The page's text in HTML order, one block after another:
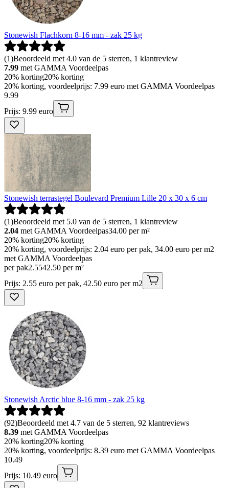
Stonewish Flachkorn 8-16 mm - zak 25 kg
(1)Beoordeeld met 4.0 van de 5 sterren, 1 klantreview
7.99 met GAMMA Voordeelpas
20% korting20% korting
20% korting, voordeelprijs: 7.99 euro met GAMMA Voordeelpas
9.99
Prijs: 9.99 euro
Stonewish terrastegel Boulevard Premium Lille 20 x 30 x 6 cm
(1)Beoordeeld met 5.0 van de 5 sterren, 1 klantreview
2.04 met GAMMA Voordeelpas34.00 per m²
20% korting20% korting
20% korting, voordeelprijs: 2.04 euro per pak, 34.00 euro per m2
met GAMMA Voordeelpas
per pak2.5542.50 per m²
Prijs: 2.55 euro per pak, 42.50 euro per m2
Stonewish Arctic blue 8-16 mm - zak 25 kg
(92)Beoordeeld met 4.7 van de 5 sterren, 92 klantreviews
8.39 met GAMMA Voordeelpas
20% korting20% korting
20% korting, voordeelprijs: 8.39 euro met GAMMA Voordeelpas
10.49
Prijs: 10.49 euro